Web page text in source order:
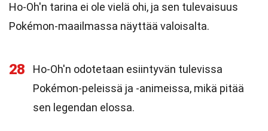
Ho-Oh'n tarina ei ole vielä ohi, ja sen tulevaisuus
Pokémon-maailmassa näyttää valoisalta.
28
Ho-Oh'n odotetaan esiintyvän tulevissa
Pokémon-peleissä ja -animeissa, mikä pitää
sen legendan elossa.